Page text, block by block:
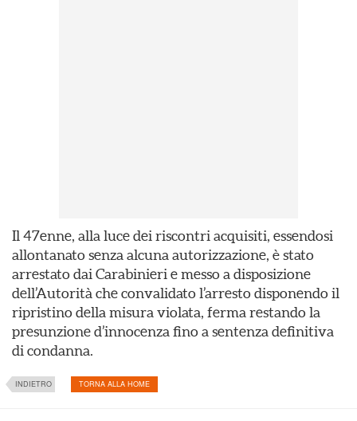
Il 47enne, alla luce dei riscontri acquisiti, essendosi
allontanato senza alcuna autorizzazione, è stato
arrestato dai Carabinieri e messo a disposizione
dell’Autorità che convalidato l’arresto disponendo il
ripristino della misura violata, ferma restando la
presunzione d’innocenza fino a sentenza definitiva
di condanna.
INDIETRO TORNA ALLA HOME